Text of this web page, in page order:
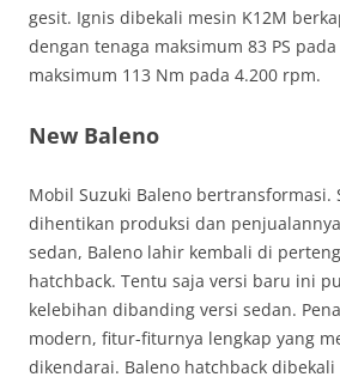
gesit. Ignis dibekali mesin K12M
dengan tenaga maksimum 83 PS
maksimum 113 Nm pada 4.200 rpm.
New Baleno
Mobil Suzuki Baleno bertransformasi.
dihentikan produksi dan
sedan, Baleno lahir kembali di
hatchback. Tentu saja versi baru ini
kelebihan dibanding versi sedan.
modern, fitur-fiturnya lengkap yang
dikendarai. Baleno hatchback dibekali